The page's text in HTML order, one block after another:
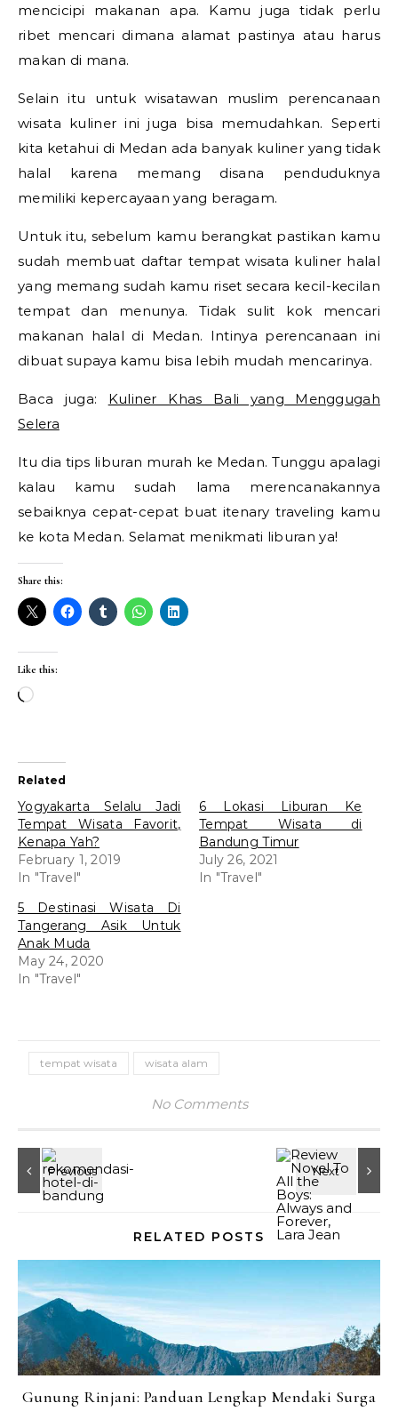
mencicipi makanan apa. Kamu juga tidak perlu
ribet mencari dimana alamat pastinya atau harus
makan di mana.
Selain itu untuk wisatawan muslim perencanaan
wisata kuliner ini juga bisa memudahkan. Seperti
kita ketahui di Medan ada banyak kuliner yang tidak
halal karena memang disana penduduknya
memiliki kepercayaan yang beragam.
Untuk itu, sebelum kamu berangkat pastikan kamu
sudah membuat daftar tempat wisata kuliner halal
yang memang sudah kamu riset secara kecil-kecilan
tempat dan menunya. Tidak sulit kok mencari
makanan halal di Medan. Intinya perencanaan ini
dibuat supaya kamu bisa lebih mudah mencarinya.
Baca juga: Kuliner Khas Bali yang Menggugah
Selera
Itu dia tips liburan murah ke Medan. Tunggu apalagi
kalau kamu sudah lama merencanakannya
sebaiknya cepat-cepat buat itenary traveling kamu
ke kota Medan. Selamat menikmati liburan ya!
Share this:
Like this:
Loading…
Related
Yogyakarta Selalu Jadi
Tempat Wisata Favorit,
Kenapa Yah?
February 1, 2019
In "Travel"
6 Lokasi Liburan Ke
Tempat Wisata di
Bandung Timur
July 26, 2021
In "Travel"
5 Destinasi Wisata Di
Tangerang Asik Untuk
Anak Muda
May 24, 2020
In "Travel"
tempat wisata wisata alam
No Comments
RELATED POSTS
Gunung Rinjani: Panduan Lengkap Mendaki Surga